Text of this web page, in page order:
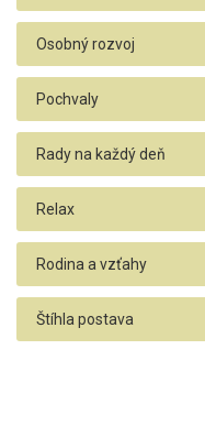
Osobný rozvoj
Pochvaly
Rady na každý deň
Relax
Rodina a vzťahy
Štíhla postava